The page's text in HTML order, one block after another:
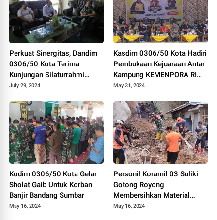
Perkuat Sinergitas, Dandim
0306/50 Kota Terima
Kunjungan Silaturrahmi
Ketua Pengadilan Negeri
July 29, 2024
Kasdim 0306/50 Kota Hadiri
Pembukaan Kejuaraan Antar
Kampung KEMENPORA RI
Tahun 2024
May 31, 2024
Kodim 0306/50 Kota Gelar
Sholat Gaib Untuk Korban
Banjir Bandang Sumbar
May 16, 2024
Personil Koramil 03 Suliki
Gotong Royong
Membersihkan Material
Longsor Yang Menimpa
May 16, 2024